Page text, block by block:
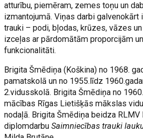
atturību, piemēram, zemes toņu un
izmantojumā. Viņas darbi galvenokārt
trauki – podi, bļodas, krūzes, vāzes
izceļas ar pārdomātām proporcijām
funkcionalitāti.
Brigita Šmēdiņa (Koškina) no 1968.
pamatskolā un no 1955.līdz
2.vidusskolā. Brigita Šmēdiņa no
mācības Rīgas Lietišķās mākslas
nodaļā. Brigita Šmēdiņa beidza RLMV
diplomdarbuSaimniecības trauki